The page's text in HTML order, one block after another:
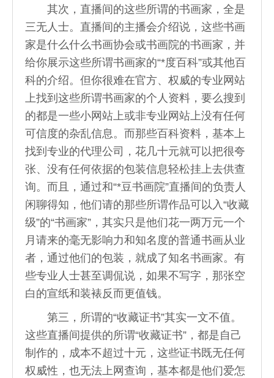
其次，直播间的这些所谓的书画家，全是
三无人士。直播间的主播会介绍说，这些书画
家是什么什么书画协会或书画院的书画家，并
给你展示这些所谓书画家的“*度百科”或其他百
科的介绍。但你很难在官方、权威的专业网站
上找到这些所谓书画家的个人资料，要么搜到
的都是一些小网站上或非专业网站上没有任何
可信度的杂乱信息。而那些百科资料，基本上
找到专业的代理公司，花几十元就可以把很夸
张、没有任何依据的包装信息轻松挂上去供查
询。而且，通过和“*豆书画院”直播间的负责人
闲聊得知，他们请的那些所谓作品可以入“收藏
级”的“书画家”，其实只是他们花一两万元一个
月请来的毫无影响力和知名度的普通书画从业
者，通过他们的包装，就成了知名书画家。有
些专业人士甚至调侃说，如果不写字，那张空
白的宣纸和装裱反而更值钱。
第三，所谓的“收藏证书”其实一文不值。
这些直播间提供的所谓“收藏证书”，都是自己
制作的，成本不超过十元，这些证书既无任何
权威性，也无法上网查询，基本都是他们爱怎